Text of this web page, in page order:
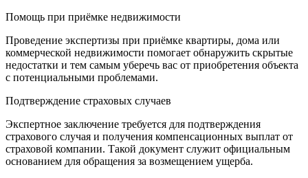
Помощь при приёмке недвижимости
Проведение экспертизы при приёмке квартиры, дома или
коммерческой недвижимости помогает обнаружить скрытые
недостатки и тем самым уберечь вас от приобретения объекта
с потенциальными проблемами.
Подтверждение страховых случаев
Экспертное заключение требуется для подтверждения
страхового случая и получения компенсационных выплат от
страховой компании. Такой документ служит официальным
основанием для обращения за возмещением ущерба.